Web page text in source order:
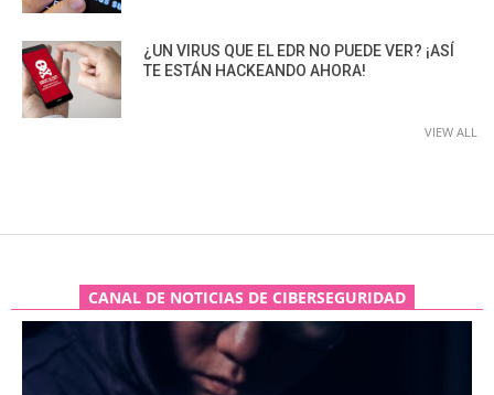
¿UN VIRUS QUE EL EDR NO PUEDE VER? ¡ASÍ
TE ESTÁN HACKEANDO AHORA!
VIEW ALL
CANAL DE NOTICIAS DE CIBERSEGURIDAD